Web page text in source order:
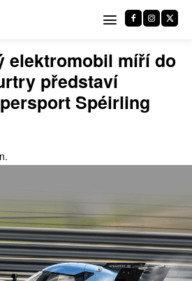
elektromobil míří do
představí
Spéirling